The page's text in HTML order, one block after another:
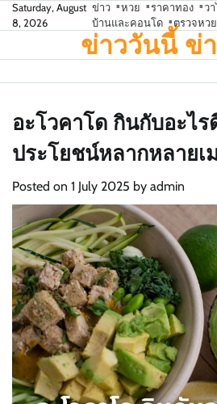
Skip
to
Saturday, August
8, 2026
ข่าว หวย ราคาทอง ว
บ้านและคอนโด
ตรวจหวย
ข่าววันนี้ ข่
อะโวคาโด กินกับอะไร
ประโยชน์หลากหลายเ
Posted on 1 July 2025 by admin